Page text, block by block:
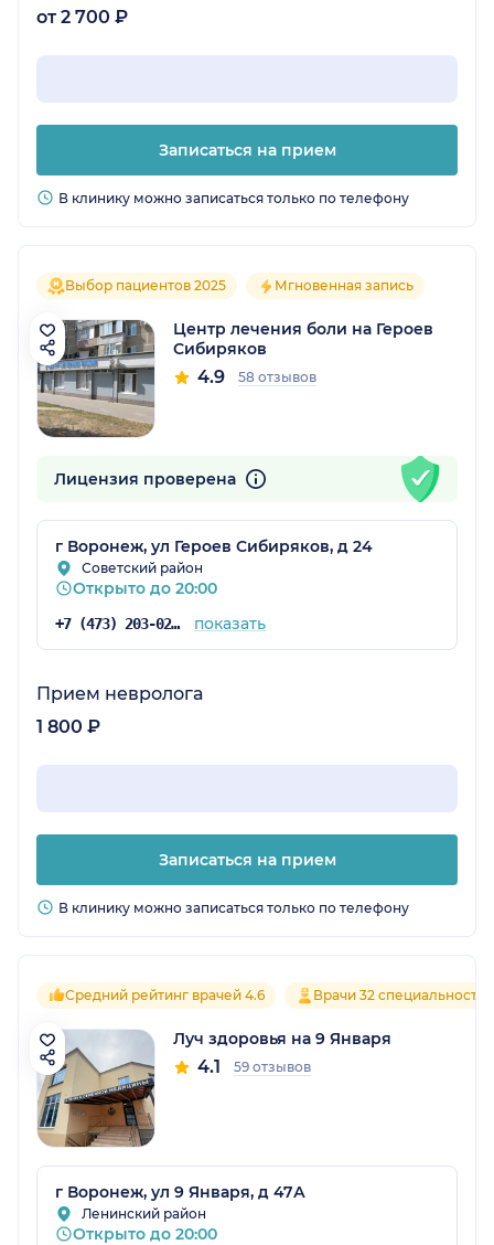
от 2 700 ₽
Записаться на прием
В клинику можно записаться только по телефону
Выбор пациентов 2025 Мгновенная запись
Центр лечения боли на Героев
Сибиряков
4.9 58 отзывов
Лицензия проверена
г Воронеж, ул Героев Сибиряков, д 24
Советский район
Открыто до 20:00
+7 (473) 203-02-76 показать
Прием невролога
1 800 ₽
Записаться на прием
В клинику можно записаться только по телефону
Средний рейтинг врачей 4.6 Врачи 32 специальностей
Луч здоровья на 9 Января
4.1 59 отзывов
г Воронеж, ул 9 Января, д 47А
Ленинский район
Открыто до 20:00